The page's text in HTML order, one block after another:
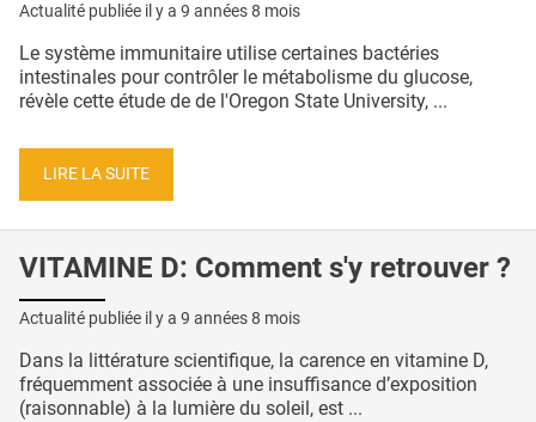
Actualité publiée il y a 9 années 8 mois
Le système immunitaire utilise certaines bactéries
intestinales pour contrôler le métabolisme du glucose,
révèle cette étude de de l'Oregon State University, ...
LIRE LA SUITE
VITAMINE D: Comment s'y retrouver ?
Actualité publiée il y a 9 années 8 mois
Dans la littérature scientifique, la carence en vitamine D,
fréquemment associée à une insuffisance d’exposition
(raisonnable) à la lumière du soleil, est ...